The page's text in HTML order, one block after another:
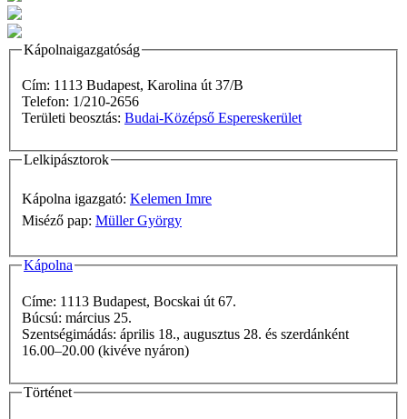
Kápolnaigazgatóság
Cím: 1113 Budapest, Karolina út 37/B
Telefon: 1/210-2656
Területi beosztás: Budai-Középső Espereskerület
Lelkipásztorok
Kápolna igazgató: Kelemen Imre
Miséző pap: Müller György
Kápolna
Címe: 1113 Budapest, Bocskai út 67.
Búcsú: március 25.
Szentségimádás: április 18., augusztus 28. és szerdánként
16.00–20.00 (kivéve nyáron)
Történet